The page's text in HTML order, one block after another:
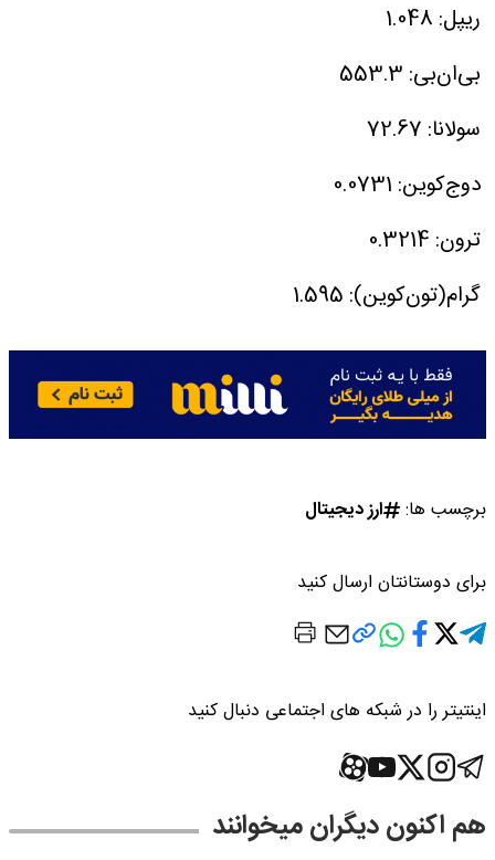
ریپل: 1.048
بی‌ان‌بی: 553.3
سولانا: 72.67
دوج‌کوین: 0.0731
ترون: 0.3214
گرام(تون‌کوین): 1.595
برچسب ها: ارز دیجیتال
برای دوستانتان ارسال کنید
اینتیتر را در شبکه های اجتماعی دنبال کنید
هم اکنون دیگران میخوانند